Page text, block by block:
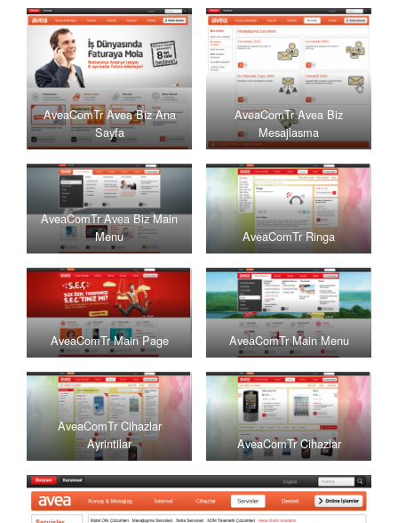
AveaComTr Avea Biz Ana
Sayfa
AveaComTr Avea Biz
Mesajlasma
AveaComTr Avea Biz Main
Menu
AveaComTr Ringa
AveaComTr Main Page AveaComTr Main Menu
AveaComTr Cihazlar
Ayrintilar
AveaComTr Cihazlar